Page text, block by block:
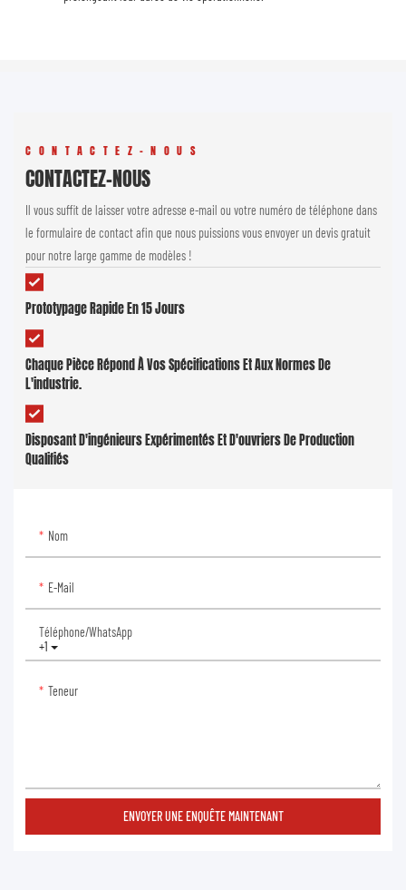
CONTACTEZ-NOUS
CONTACTEZ-NOUS
Il vous suffit de laisser votre adresse e-mail ou votre numéro de téléphone dans
le formulaire de contact afin que nous puissions vous envoyer un devis gratuit
pour notre large gamme de modèles !
Prototypage Rapide En 15 Jours
Chaque Pièce Répond À Vos Spécifications Et Aux Normes De
L'industrie.
Disposant D'ingénieurs Expérimentés Et D'ouvriers De Production
Qualifiés
Nom
E-Mail
+1
Téléphone/WhatsApp
Teneur
ENVOYER UNE ENQUÊTE MAINTENANT